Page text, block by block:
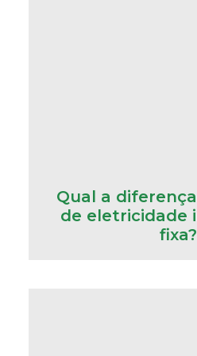
Qual a
de eletricidade
fixa?